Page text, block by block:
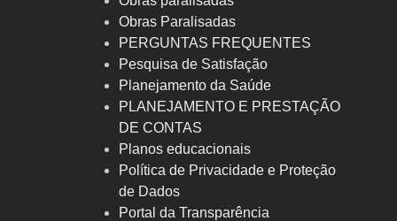
Obras Paralisadas
PERGUNTAS FREQUENTES
Pesquisa de Satisfação
Planejamento da Saúde
PLANEJAMENTO E PRESTAÇÃO
DE CONTAS
Planos educacionais
Política de Privacidade e Proteção
de Dados
Portal da Transparência